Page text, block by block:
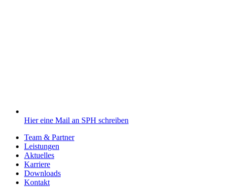
Hier eine Mail an SPH schreiben
Team & Partner
Leistungen
Aktuelles
Karriere
Downloads
Kontakt